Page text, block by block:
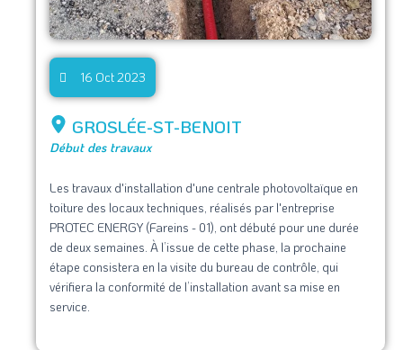
16 Oct 2023
GROSLÉE-ST-BENOIT
Début des travaux
Les travaux d'installation d'une centrale photovoltaïque en
toiture des locaux techniques, réalisés par l'entreprise
PROTEC ENERGY (Fareins - 01), ont débuté pour une durée
de deux semaines. À l’issue de cette phase, la prochaine
étape consistera en la visite du bureau de contrôle, qui
vérifiera la conformité de l’installation avant sa mise en
service.